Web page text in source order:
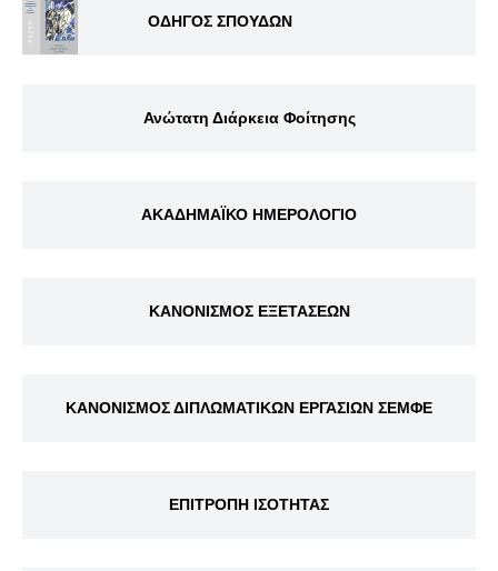
ΟΔΗΓΟΣ ΣΠΟΥΔΩΝ
Ανώτατη Διάρκεια Φοίτησης
ΑΚΑΔΗΜΑΪΚΟ ΗΜΕΡΟΛΟΓΙΟ
ΚΑΝΟΝΙΣΜΟΣ ΕΞΕΤΑΣΕΩΝ
ΚΑΝΟΝΙΣΜΟΣ ΔΙΠΛΩΜΑΤΙΚΩΝ ΕΡΓΑΣΙΩΝ ΣΕΜΦΕ
ΕΠΙΤΡΟΠΗ ΙΣΟΤΗΤΑΣ